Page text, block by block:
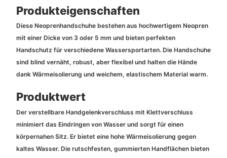
Produkteigenschaften
Diese Neoprenhandschuhe bestehen aus hochwertigem Neopren
mit einer Dicke von 3 oder 5 mm und bieten perfekten
Handschutz für verschiedene Wassersportarten. Die Handschuhe
sind blind vernäht, robust, aber flexibel und halten die Hände
dank Wärmeisolierung und weichem, elastischem Material warm.
Produktwert
Der verstellbare Handgelenkverschluss mit Klettverschluss
minimiert das Eindringen von Wasser und sorgt für einen
körpernahen Sitz. Er bietet eine hohe Wärmeisolierung gegen
kaltes Wasser. Die rutschfesten, gummierten Handflächen bieten